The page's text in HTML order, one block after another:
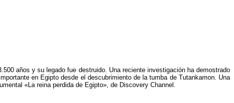
años y su legado fue destruido. Una reciente investigación ha demostrado
en Egipto desde el descubrimiento de la tumba de Tutankamon. Una
«La reina perdida de Egipto», de Discovery Channel.